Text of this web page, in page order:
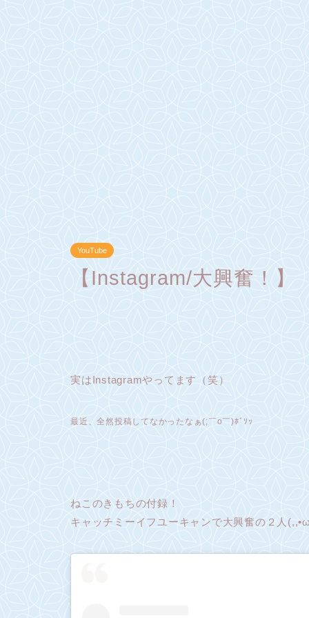
YouTube
【Instagram/大興奮！】
実はInstagramやってます（笑）
最近、全然投稿してなかったなぁ(;￣o￣)ﾎﾞｿｯ
ねこのきもちの付録！
キャッチミーイフユーキャンで大興奮の２人